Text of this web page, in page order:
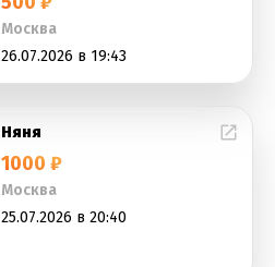
Москва
26.07.2026 в 19:43
Няня
1000 ₽
Москва
25.07.2026 в 20:40